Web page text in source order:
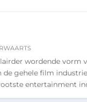
wordende vorm
de gehele film
entertainment